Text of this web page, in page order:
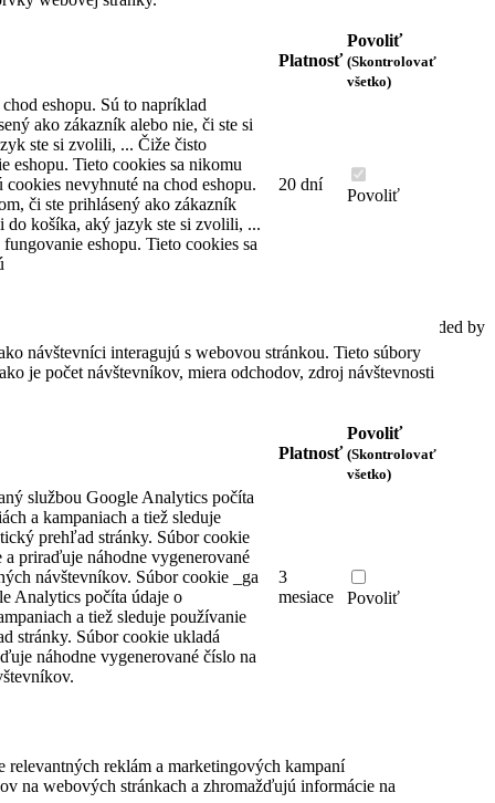
Karadžičova 10
(stará adresa Vajnorská 47)
821 08 Bratislava
Slovenská republika
Telefón: +421 2 4445 2222
Email: predajna@domhodinmax.sk
© 2020 AutoTel Bratislava spol. s r.o., All rights reserved, Coded by
Cero Design
Platnosť
Povoliť
(Skontrolovať
všetko)
eshopu. Sú to napríklad
ako zákazník alebo nie, či ste si
ste si zvolili, ... Čiže čisto
eshopu. Tieto cookies sa nikomu
cookies nevyhnuté na chod eshopu.
či ste prihlásený ako zákazník
do košíka, aký jazyk ste si zvolili, ...
eshopu. Tieto cookies sa
20 dní
Povoliť
návštevníci interagujú s webovou stránkou. Tieto súbory
je počet návštevníkov, miera odchodov, zdroj návštevnosti
Platnosť
Povoliť
(Skontrolovať
všetko)
službou Google Analytics počíta
a kampaniach a tiež sleduje
prehľad stránky. Súbor cookie
priraďuje náhodne vygenerované
návštevníkov. Súbor cookie _ga
Analytics počíta údaje o
a tiež sleduje používanie
stránky. Súbor cookie ukladá
náhodne vygenerované číslo na
3
mesiace
Povoliť
reklám a marketingových kampaní
na webových stránkach a zhromažďujú informácie na